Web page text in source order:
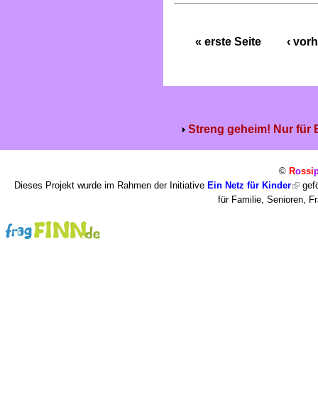
« erste Seite ‹
Streng geheim! Nur für
© Rossi
Dieses Projekt wurde im Rahmen der Initiative Ein Netz für Kinder
für Familie, Senioren,